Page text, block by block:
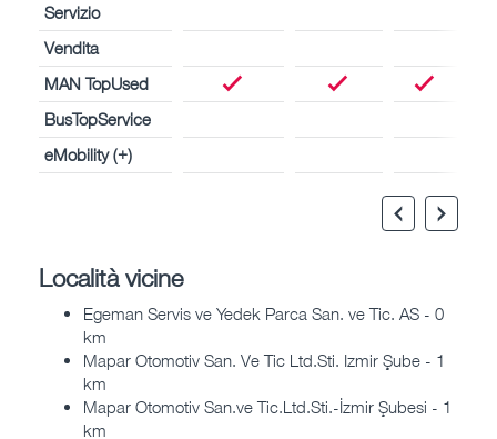
Servizio
Vendita
MAN TopUsed
BusTopService
eMobility (+)
Località vicine
Egeman Servis ve Yedek Parca San. ve Tic. AS - 0
km
Mapar Otomotiv San. Ve Tic Ltd.Sti. Izmir Şube - 1
km
Mapar Otomotiv San.ve Tic.Ltd.Sti.-İzmir Şubesi - 1
km